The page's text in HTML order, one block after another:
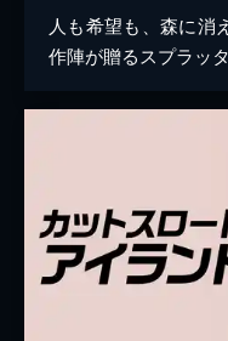
人も希望も、森に
作陣が贈るスプラッ